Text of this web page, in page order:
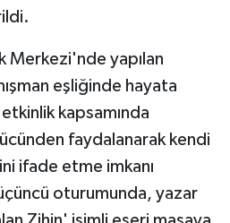
Merkezi'nde yapılan
eşliğinde hayata
kapsamında
faydalanarak kendi
ifade etme imkanı
oturumunda, yazar